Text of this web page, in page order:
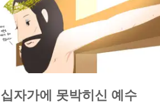
십자가에 못박히신 예수